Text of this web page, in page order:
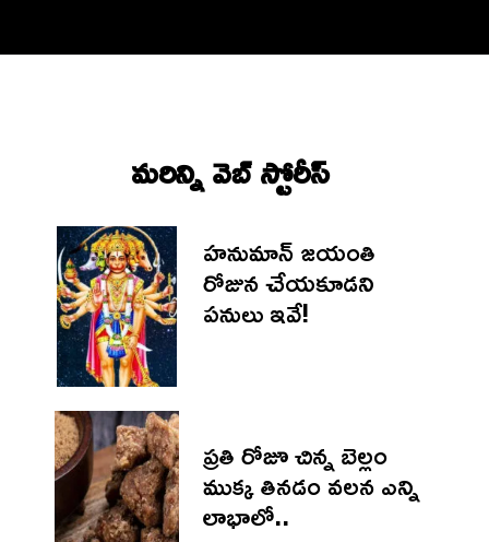
మరిన్ని వెబ్ స్టోరీస్‌
హనుమాన్ జయంతి
రోజున చేయకూడని
పనులు ఇవే!
ప్రతి రోజూ చిన్న బెల్లం
ముక్క తినడం వలన ఎన్ని
లాభాలో..